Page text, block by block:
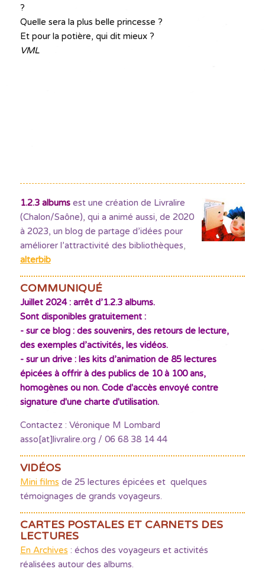
?
Quelle sera la plus belle princesse ?
Et pour la potière, qui dit mieux ?
VML
1.2.3 albumsest une création de Livralire
(Chalon/Saône), qui a animé aussi, de 2020
à 2023, un blog de partage d’idées pour
améliorer l’attractivité des bibliothèques,
alterbib
COMMUNIQUÉ
Juillet 2024 : arrêt d’1.2.3 albums.
Sont disponibles gratuitement :
- sur ce blog : des souvenirs, des retours de lecture,
des exemples d’activités, les vidéos.
- sur un drive : les kits d’animation de 85 lectures
épicées à offrir à des publics de 10 à 100 ans,
homogènes ou non. Code d'accès envoyé contre
signature d'une charte d'utilisation.
Contactez : Véronique M Lombard
asso[at]livralire.org / 06 68 38 14 44
VIDÉOS
Mini films de 25 lectures épicées et quelques
témoignages de grands voyageurs.
CARTES POSTALES ET CARNETS DES
LECTURES
En Archives : échos des voyageurs et activités
réalisées autour des albums.